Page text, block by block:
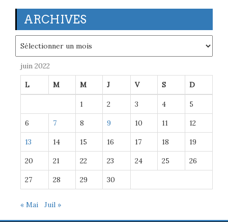
ARCHIVES
juin 2022
L M M J V S D
1 2 3 4 5
6 7 8 9 10 11 12
13 14 15 16 17 18 19
20 21 22 23 24 25 26
27 28 29 30
« Mai Juil »